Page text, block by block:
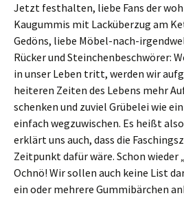
Jetzt festhalten, liebe Fans der
Kaugummis mit Lacküberzug am
Gedöns, liebe Möbel-nach-
Rücker und Steinchenbeschwörer:
in unser Leben tritt, werden wir
heiteren Zeiten des Lebens mehr
schenken und zuviel Grübelei wie
einfach wegzuwischen. Es heißt
erklärt uns auch, dass die
Zeitpunkt dafür wäre. Schon
Ochnö! Wir sollen auch keine List
ein oder mehrere Gummibärchen